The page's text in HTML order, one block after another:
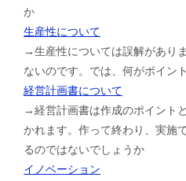
か
生産性について
→生産性については誤解があり
ないのです。では、何がポイン
経営計画書について
→経営計画書は作成のポイント
かれます。作って終わり、実施
るのではないでしょうか
イノベーション